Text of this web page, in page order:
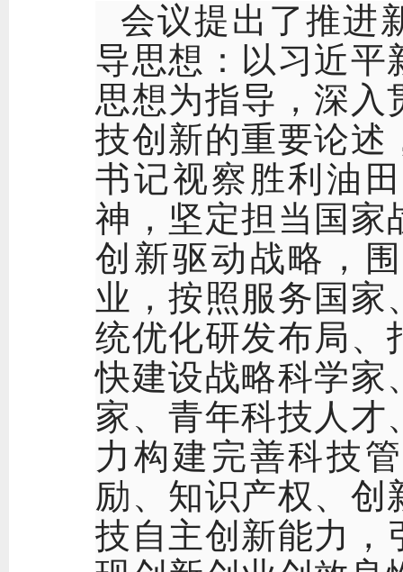
会议提出了推进
导思想：以习近平
思想为指导，深入
技创新的重要论述
书记视察胜利油
神，坚定担当国家
创新驱动战略，
业，按照服务国家
统优化研发布局、
快建设战略科学家
家、青年科技人才
力构建完善科技
励、知识产权、创
技自主创新能力，